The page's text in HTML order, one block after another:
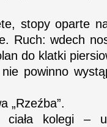
stopy oparte
Ruch: wdech
do klatki
powinno
„Rzeźba”.
ciała kolegi –